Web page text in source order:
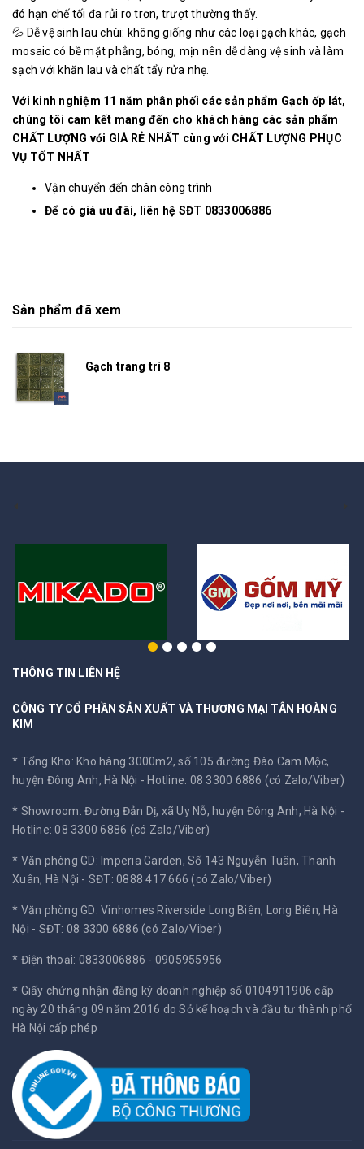
đó hạn chế tối đa rủi ro trơn, trượt thường thấy.
💦 Dễ vệ sinh lau chùi: không giống như các loại gạch khác, gạch
mosaic có bề mặt phẳng, bóng, mịn nên dễ dàng vệ sinh và làm
sạch với khăn lau và chất tẩy rửa nhẹ.
Với kinh nghiệm 11 năm phân phối các sản phẩm Gạch ốp lát,
chúng tôi cam kết mang đến cho khách hàng các sản phẩm
CHẤT LƯỢNG với GIÁ RẺ NHẤT cùng với CHẤT LƯỢNG PHỤC
VỤ TỐT NHẤT
Vận chuyển đến chân công trình
Để có giá ưu đãi, liên hệ SĐT 0833006886
Sản phẩm đã xem
Gạch trang trí 8
THÔNG TIN LIÊN HỆ
CÔNG TY CỔ PHẦN SẢN XUẤT VÀ THƯƠNG MẠI TÂN HOÀNG
KIM
* Tổng Kho: Kho hàng 3000m2, số 105 đường Đào Cam Mộc,
huyện Đông Anh, Hà Nội - Hotline: 08 3300 6886 (có Zalo/Viber)
* Showroom: Đường Đản Dị, xã Uy Nỗ, huyện Đông Anh, Hà Nội -
Hotline: 08 3300 6886 (có Zalo/Viber)
* Văn phòng GD: Imperia Garden, Số 143 Nguyễn Tuân, Thanh
Xuân, Hà Nội - SĐT: 0888 417 666 (có Zalo/Viber)
* Văn phòng GD: Vinhomes Riverside Long Biên, Long Biên, Hà
Nội - SĐT: 08 3300 6886 (có Zalo/Viber)
* Điện thoại: 0833006886 - 0905955956
* Giấy chứng nhận đăng ký doanh nghiệp số 0104911906 cấp
ngày 20 tháng 09 năm 2016 do Sở kế hoạch và đầu tư thành phố
Hà Nội cấp phép